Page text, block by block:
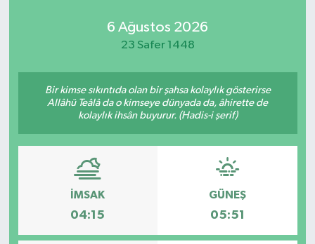
6 Ağustos 2026
23 Safer 1448
Bir kimse sıkıntıda olan bir şahsa kolaylık gösterirse
Allâhü Teâlâ da o kimseye dünyada da, âhirette de
kolaylık ihsân buyurur. (Hadis-i şerif)
İMSAK
04:15
GÜNEŞ
05:51
YAŞAM
GİZLİLİK SÖZLEŞMESİ
İLETİŞİM